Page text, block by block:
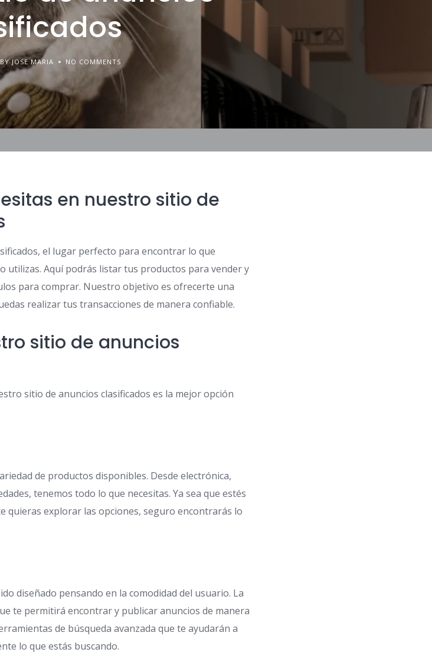
BY JOSE MARIA NO COMMENTS
en nuestro sitio de
el lugar perfecto para encontrar lo que
utilizas. Aquí podrás listar tus productos para vender y
para comprar. Nuestro objetivo es ofrecerte una
realizar tus transacciones de manera confiable.
sitio de anuncios
sitio de anuncios clasificados es la mejor opción
de productos disponibles. Desde electrónica,
tenemos todo lo que necesitas. Ya sea que estés
quieras explorar las opciones, seguro encontrarás lo
diseñado pensando en la comodidad del usuario. La
te permitirá encontrar y publicar anuncios de manera
de búsqueda avanzada que te ayudarán a
lo que estás buscando.